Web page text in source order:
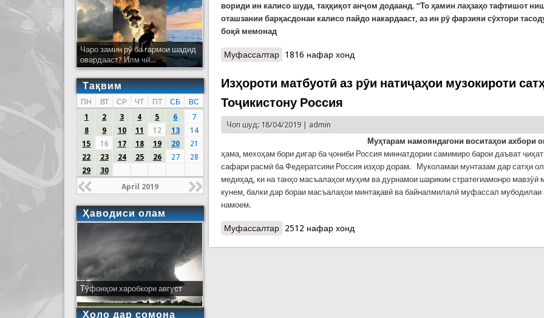
вориди ин калисо шуда, таҳқиқот анҷом додаанд. “То ҳамин лаҳзаҳо тафтишот
оташзании барқасдонаи калисо пайдо накардааст, аз ин рӯ фарзияи сӯхтори
боқӣ мемонад
Муфассалтар о Прокуратураи Порис сӯхтор дар калисои Нотр-Домро
1816 нафар хонд
Изҳороти матбуотӣ аз рӯи натиҷаҳои музокироти
Тоҷикистону Россия
Чоп шуд: 18/04/2019 | admin
Муҳтарам намояндагони воситаҳои ахбори
ҳама, мехоҳам бори дигар ба ҷониби Россия миннатдории самимиро барои даъват
сафари расмӣ ба Федератсияи Россия изҳор дорам. Муколамаи мунтазам дар сатҳи
медиҳад, ки на танҳо масъалаҳои муҳим ва дурнамои шарикии стратегиамонро мавзӯӣ
кунем, балки дар бораи масъалаҳои минтақавӣ ва байналмилалӣ муфассал
намоем.
Муфассалтар о Изҳороти матбуотӣ аз рӯи натиҷаҳои музокироти сатҳи олии
2512 нафар хонд
Чаро замин рӯ ба гармои шадид
овардааст? Илм чӣ...
Тақвим
ПН ВТ СР ЧТ ПТ СБ
ВС
1
2 3 4 5 6
7
8
9 10 11 12 13
14
15
16 17 18 19 20
21
22
23 24 25 26 27
28
29
30
April 2019
Ҳаводиси олам
Тӯфонҳои харобкори август
Ҳоло дар сомона